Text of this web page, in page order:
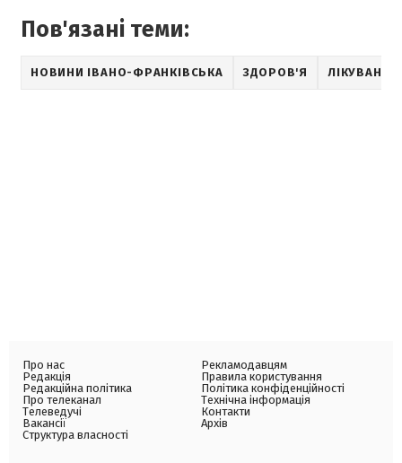
Пов'язані теми:
НОВИНИ ІВАНО-ФРАНКІВСЬКА ЗДОРОВ'Я ЛІКУВАННЯ
Про нас
Редакція
Редакційна політика
Про телеканал
Телеведучі
Вакансії
Структура власності
Рекламодавцям
Правила користування
Політика конфіденційності
Технічна інформація
Контакти
Архів